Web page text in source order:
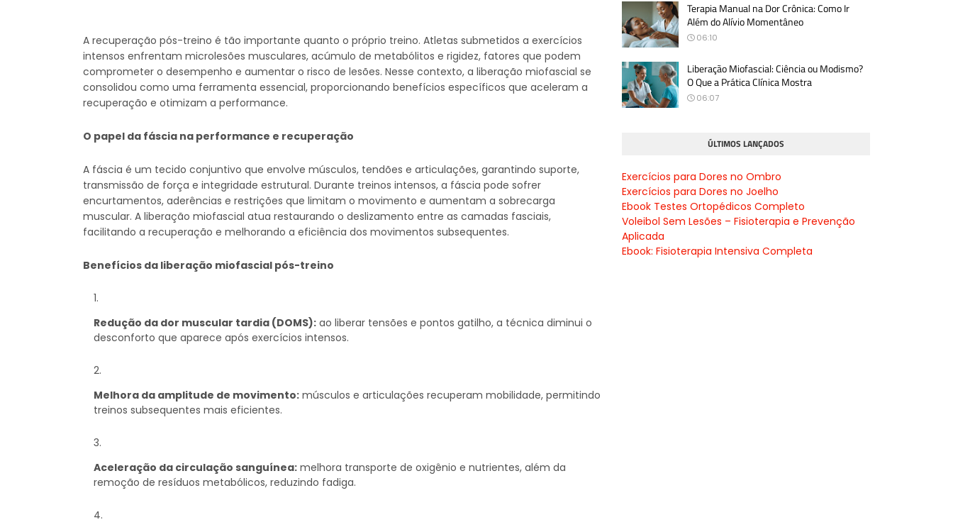
A recuperação pós-treino é tão importante quanto o próprio treino. Atletas submetidos a exercícios
intensos enfrentam microlesões musculares, acúmulo de metabólitos e rigidez, fatores que podem
comprometer o desempenho e aumentar o risco de lesões. Nesse contexto, a liberação miofascial se
consolidou como uma ferramenta essencial, proporcionando benefícios específicos que aceleram a
recuperação e otimizam a performance.
O papel da fáscia na performance e recuperação
A fáscia é um tecido conjuntivo que envolve músculos, tendões e articulações, garantindo suporte,
transmissão de força e integridade estrutural. Durante treinos intensos, a fáscia pode sofrer
encurtamentos, aderências e restrições que limitam o movimento e aumentam a sobrecarga
muscular. A liberação miofascial atua restaurando o deslizamento entre as camadas fasciais,
facilitando a recuperação e melhorando a eficiência dos movimentos subsequentes.
Benefícios da liberação miofascial pós-treino
Redução da dor muscular tardia (DOMS): ao liberar tensões e pontos gatilho, a técnica diminui o
desconforto que aparece após exercícios intensos.
Melhora da amplitude de movimento: músculos e articulações recuperam mobilidade, permitindo
treinos subsequentes mais eficientes.
Aceleração da circulação sanguínea: melhora transporte de oxigênio e nutrientes, além da
remoção de resíduos metabólicos, reduzindo fadiga.
Terapia Manual na Dor Crônica: Como Ir
Além do Alívio Momentâneo
06:10
Liberação Miofascial: Ciência ou Modismo?
O Que a Prática Clínica Mostra
06:07
ÚLTIMOS LANÇADOS
Exercícios para Dores no Ombro
Exercícios para Dores no Joelho
Ebook Testes Ortopédicos Completo
Voleibol Sem Lesões – Fisioterapia e Prevenção
Aplicada
Ebook: Fisioterapia Intensiva Completa